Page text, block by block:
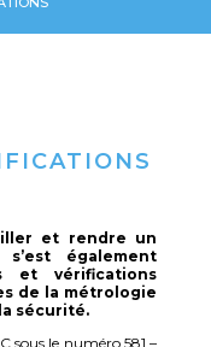
et rendre un
également
et vérifications
de la métrologie
sécurité.
sous le numéro 581 –